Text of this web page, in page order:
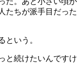
たちが派手目だった
という。
と続けたいんですけ